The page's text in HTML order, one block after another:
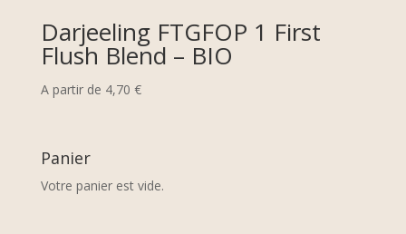
Darjeeling FTGFOP 1 First
Flush Blend – BIO
A partir de 4,70 €
Panier
Votre panier est vide.